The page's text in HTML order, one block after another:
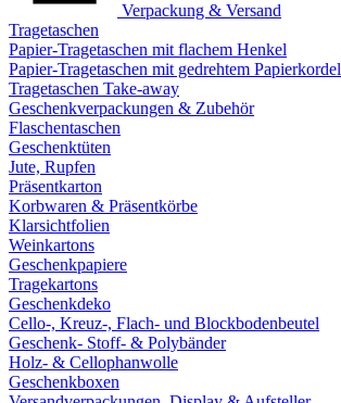
Verpackung & Versand
Tragetaschen
Papier-Tragetaschen mit flachem Henkel
Papier-Tragetaschen mit gedrehtem Papierkordel
Tragetaschen Take-away
Geschenkverpackungen & Zubehör
Flaschentaschen
Geschenktüten
Jute, Rupfen
Präsentkarton
Korbwaren & Präsentkörbe
Klarsichtfolien
Weinkartons
Geschenkpapiere
Tragekartons
Geschenkdeko
Cello-, Kreuz-, Flach- und Blockbodenbeutel
Geschenk- Stoff- & Polybänder
Holz- & Cellophanwolle
Geschenkboxen